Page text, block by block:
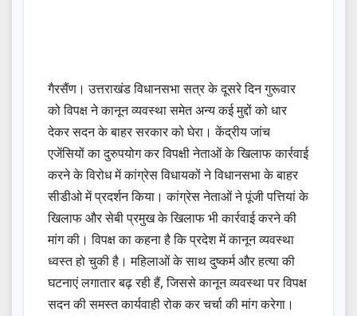
गैरसैंण। उत्तराखंड विधानसभा सत्र के दूसरे दिन गुरूवार
को विपक्ष ने कानून व्यवस्था समेत अन्य कई मुद्दों को धार
देकर सदन के बाहर सरकार को घेरा। केंद्रीय जांच
एजेंसियों का दुरुपयोग कर विपक्षी नेताओं के खिलाफ कार्रवाई
करने के विरोध में कांग्रेस विधायकों ने विधानसभा के बाहर
सीडीओ में प्रदर्शन किया। कांग्रेस नेताओं ने पूंजी पत्तियां के
खिलाफ और सेबी प्रमुख के खिलाफ भी कार्रवाई करने की
मांग की। विपक्ष का कहना है कि प्रदेश में कानून व्यवस्था
ध्वस्त हो चुकी है। महिलाओं के साथ दुष्कर्म और हत्या की
घटनाएं लगातार बढ़ रही हैं, जिससे कानून व्यवस्था पर विपक्ष
सदन की समस्त कार्यवाही रोक कर चर्चा की मांग करेगा।